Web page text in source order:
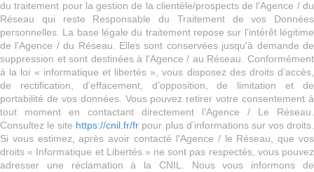
du traitement pour la gestion de la clientèle/prospects de l'Agence / du
Réseau qui reste Responsable du Traitement de vos Données
personnelles. La base légale du traitement repose sur l'intérêt légitime
de l'Agence / du Réseau. Elles sont conservées jusqu'à demande de
suppression et sont destinées à l'Agence / au Réseau. Conformément
à la loi « informatique et libertés », vous disposez des droits d’accès,
de rectification, d’effacement, d’opposition, de limitation et de
portabilité de vos données. Vous pouvez retirer votre consentement à
tout moment en contactant directement l’Agence / Le Réseau.
Consultez le site https://cnil.fr/fr pour plus d’informations sur vos droits.
Si vous estimez, après avoir contacté l'Agence / le Réseau, que vos
droits « Informatique et Libertés » ne sont pas respectés, vous pouvez
adresser une réclamation à la CNIL. Nous vous informons de